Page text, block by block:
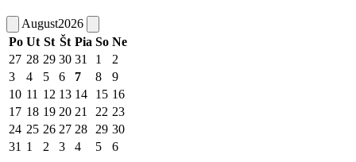
August2026
Po Ut St Št Pia So Ne
27 28 29 30 31 1
2
3
4 5 6 7 8
9
10 11 12 13 14 15 16
17 18 19 20 21 22 23
24 25 26 27 28 29 30
31 1 2 3 4 5 6